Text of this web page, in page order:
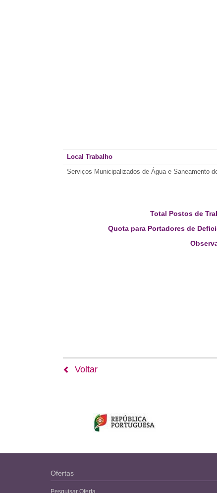
Local Trabalho
Serviços Municipalizados de Água e Saneamento
Total Postos de
Quota para Portadores de
Voltar
Ofertas
Pesquisar Oferta